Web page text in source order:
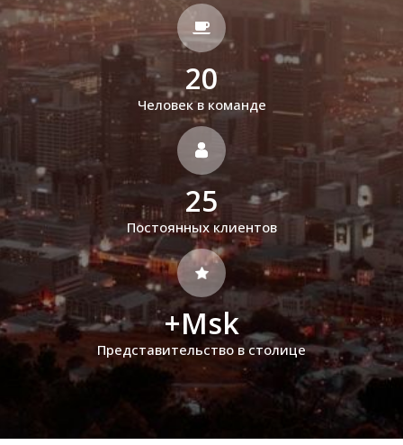
20
Человек в команде
25
Постоянных клиентов
+Msk
Представительство в столице